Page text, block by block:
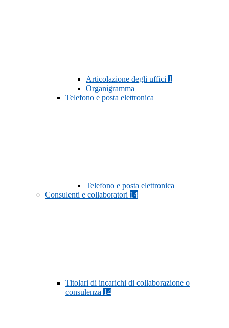
Articolazione degli uffici 1
Organigramma
Telefono e posta elettronica
Telefono e posta elettronica
Consulenti e collaboratori 14
Titolari di incarichi di collaborazione o
consulenza 14